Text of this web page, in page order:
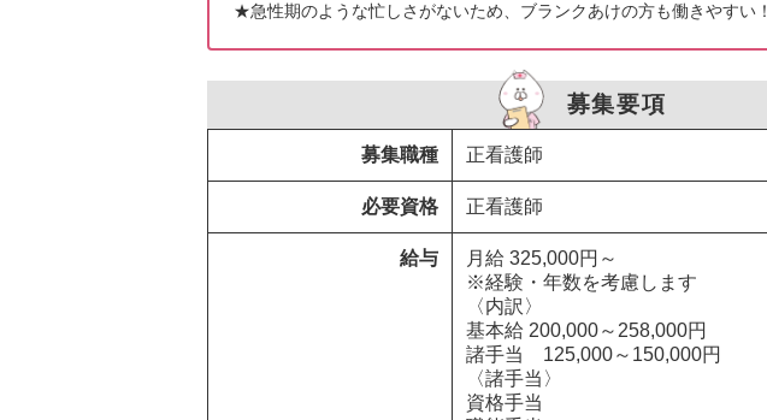
★急性期のような忙しさがないため、ブランクあけの方も働きやすい！
募集要項
募集職種 正看護師
必要資格 正看護師
給与
月給 325,000円～
※経験・年数を考慮します
〈内訳〉
基本給 200,000～258,000円
諸手当　125,000～150,000円
〈諸手当〉
資格手当